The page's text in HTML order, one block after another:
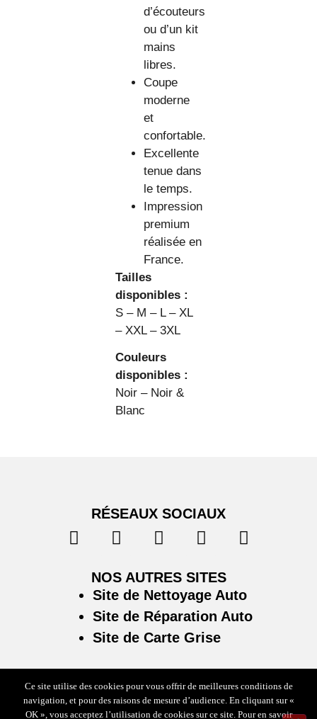
d’écouteurs
ou d’un kit
mains
libres.
Coupe
moderne
et
confortable.
Excellente
tenue dans
le temps.
Impression
premium
réalisée en
France.
Tailles
disponibles :
S – M – L – XL
– XXL – 3XL
Couleurs
disponibles :
Noir – Noir &
Blanc
RÉSEAUX SOCIAUX
NOS AUTRES SITES
Site de Nettoyage Auto
Site de Réparation Auto
Site de Carte Grise
Plan du site/Mentions légales & politique de confidentialité
Ce site utilise des cookies pour vous offrir de meilleures conditions de
navigation, et pour des raisons de mesure d’audience. En cliquant sur «
OK », vous acceptez l’utilisation de cookies sur ce site. Pour en savoir